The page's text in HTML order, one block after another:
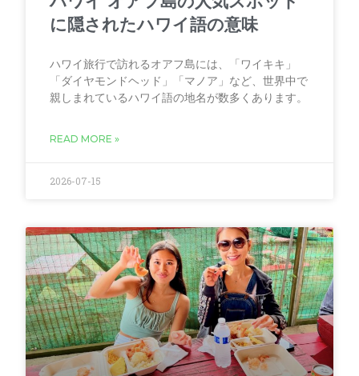
に隠されたハワイ語の意味
ハワイ旅行で訪れるオアフ島には、「ワイキキ」
「ダイヤモンドヘッド」「マノア」など、世界中で
親しまれているハワイ語の地名が数多くあります。
READ MORE »
2026-07-15